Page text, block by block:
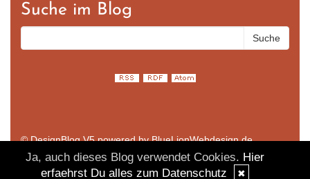
Suche im Blog
© DesignBlog V5 powered by BlueLionWebdesign.de
Ja, auch dieses Blog verwendet Cookies. Hier
erfaehrst Du alles zum Datenschutz
✖